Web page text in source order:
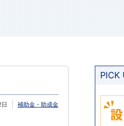
補助金・助成金
PICK